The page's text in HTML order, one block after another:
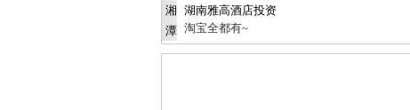
湘
潭
湖南雅高酒店投资
淘宝全都有~